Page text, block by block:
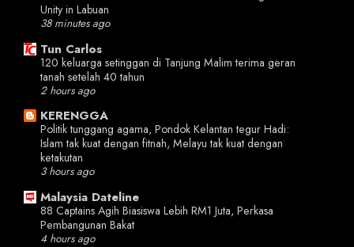
Unity in Labuan
38 minutes ago
Tun Carlos
120 keluarga setinggan di Tanjung Malim terima geran
tanah setelah 40 tahun
2 hours ago
KERENGGA
Politik tunggang agama, Pondok Kelantan tegur Hadi:
Islam tak kuat dengan fitnah, Melayu tak kuat dengan
ketakutan
3 hours ago
Malaysia Dateline
88 Captains Agih Biasiswa Lebih RM1 Juta, Perkasa
Pembangunan Bakat
4 hours ago